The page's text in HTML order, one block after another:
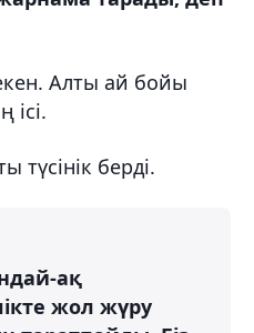
Алты ай бойы
ісі.
түсінік берді.
ақ
жол жүру